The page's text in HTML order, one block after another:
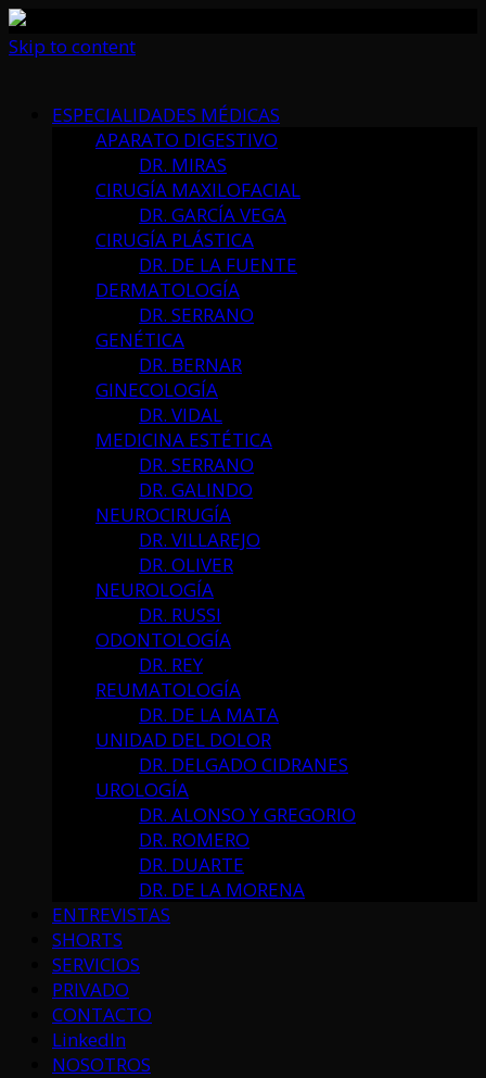
Skip to content
ESPECIALIDADES MÉDICAS
APARATO DIGESTIVO
DR. MIRAS
CIRUGÍA MAXILOFACIAL
DR. GARCÍA VEGA
CIRUGÍA PLÁSTICA
DR. DE LA FUENTE
DERMATOLOGÍA
DR. SERRANO
GENÉTICA
DR. BERNAR
GINECOLOGÍA
DR. VIDAL
MEDICINA ESTÉTICA
DR. SERRANO
DR. GALINDO
NEUROCIRUGÍA
DR. VILLAREJO
DR. OLIVER
NEUROLOGÍA
DR. RUSSI
ODONTOLOGÍA
DR. REY
REUMATOLOGÍA
DR. DE LA MATA
UNIDAD DEL DOLOR
DR. DELGADO CIDRANES
UROLOGÍA
DR. ALONSO Y GREGORIO
DR. ROMERO
DR. DUARTE
DR. DE LA MORENA
ENTREVISTAS
SHORTS
SERVICIOS
PRIVADO
CONTACTO
LinkedIn
NOSOTROS